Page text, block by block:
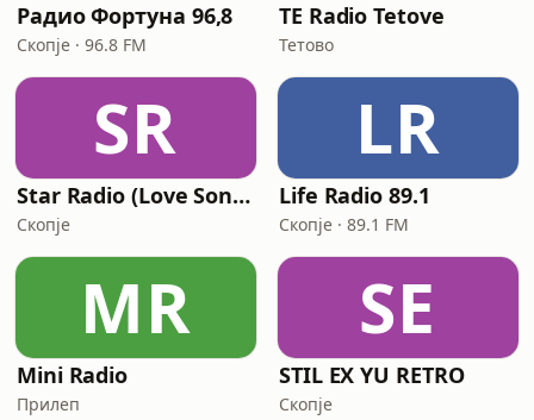
Радио Фортуна 96,8
Скопје · 96.8 FM
TE Radio Tetove
Тетово
SR
Star Radio (Love Songs)
Скопје
LR
Life Radio 89.1
Скопје · 89.1 FM
MR
Mini Radio
Прилеп
SE
STIL EX YU RETRO
Скопје